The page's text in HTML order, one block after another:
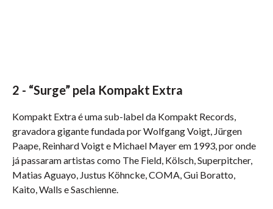
2 - “Surge” pela Kompakt Extra
Kompakt Extra é uma sub-label da Kompakt Records,
gravadora gigante fundada por Wolfgang Voigt, Jürgen
Paape, Reinhard Voigt e Michael Mayer em 1993, por onde
já passaram artistas como The Field, Kölsch, Superpitcher,
Matias Aguayo, Justus Köhncke, COMA, Gui Boratto,
Kaito, Walls e Saschienne.